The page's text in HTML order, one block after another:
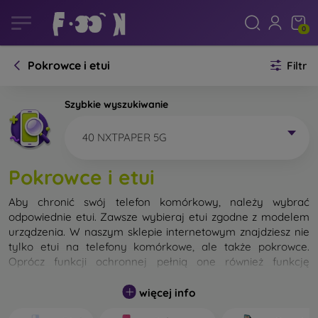
0
Pokrowce i etui Filtr
Szybkie wyszukiwanie
40 NXTPAPER 5G
Pokrowce i etui
Aby chronić swój telefon komórkowy, należy wybrać
odpowiednie etui. Zawsze wybieraj etui zgodne z modelem
urządzenia. W naszym sklepie internetowym znajdziesz nie
tylko etui na telefony komórkowe, ale także pokrowce.
Oprócz funkcji ochronnej pełnią one również funkcję
Pokrowiec na telefon komórkowy możemy również nazwać
więcej info